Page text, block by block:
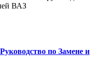
ВАЗ
по Замене и